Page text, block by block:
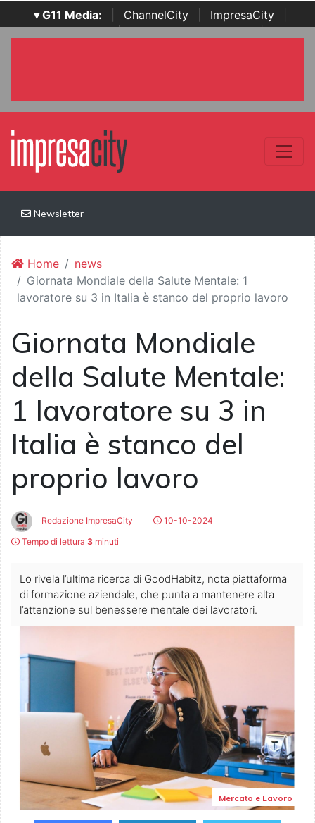
▾ G11 Media: ChannelCity ImpresaCity
SecurityOpenLab | Italian Channel Awards | Italian
Newsletter
Home
news
Giornata Mondiale della Salute Mentale: 1
lavoratore su 3 in Italia è stanco del proprio lavoro
Giornata Mondiale
della Salute Mentale:
1 lavoratore su 3 in
Italia è stanco del
proprio lavoro
Redazione ImpresaCity
10-10-2024
Tempo di lettura 3 minuti
Lo rivela l’ultima ricerca di GoodHabitz, nota piattaforma
di formazione aziendale, che punta a mantenere alta
l’attenzione sul benessere mentale dei lavoratori.
Mercato e Lavoro